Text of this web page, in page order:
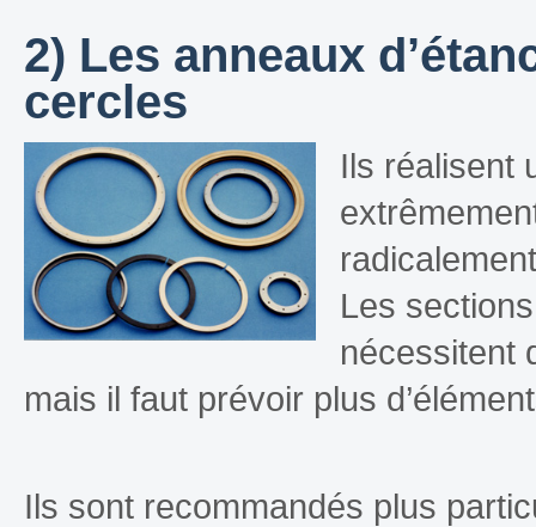
2) Les anneaux
cercles
Ils réalisent
Les
nécessitent
mais il faut prévoir plus
Ils sont recommandés plus